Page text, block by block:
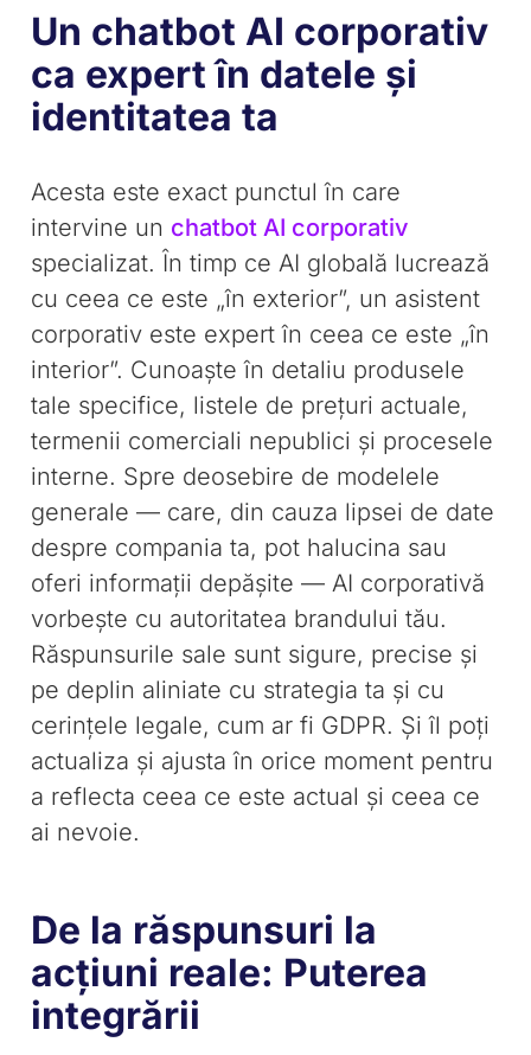
Un chatbot AI corporativ
ca expert în datele și
identitatea ta
Acesta este exact punctul în care
intervine un chatbot AI corporativ
specializat. În timp ce AI globală lucrează
cu ceea ce este „în exterior”, un asistent
corporativ este expert în ceea ce este „în
interior”. Cunoaște în detaliu produsele
tale specifice, listele de prețuri actuale,
termenii comerciali nepublici și procesele
interne. Spre deosebire de modelele
generale — care, din cauza lipsei de date
despre compania ta, pot halucina sau
oferi informații depășite — AI corporativă
vorbește cu autoritatea brandului tău.
Răspunsurile sale sunt sigure, precise și
pe deplin aliniate cu strategia ta și cu
cerințele legale, cum ar fi GDPR. Și îl poți
actualiza și ajusta în orice moment pentru
a reflecta ceea ce este actual și ceea ce
ai nevoie.
De la răspunsuri la
acțiuni reale: Puterea
integrării